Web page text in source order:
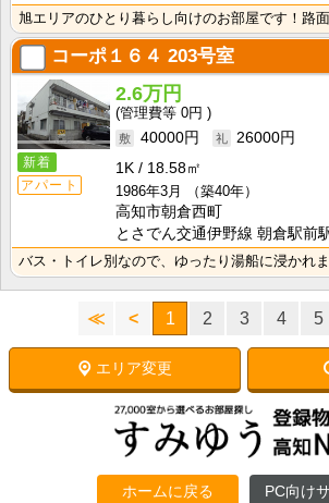
コーポ１６４ 203号室
新着
アパート
2.6万円
0円
40000円
26000円
1K
18.58㎡
1986年3月
（築40年）
高知市朝倉西町
とさでん交通伊野線 朝倉駅前
≪ < 1 2 3 4 5
エリア変更
ホームに戻る PC向け